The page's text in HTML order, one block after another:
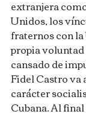
extranjera
Unidos, los
fraternos con
propia voluntad
cansado de
Fidel Castro va
carácter
Cubana. Al